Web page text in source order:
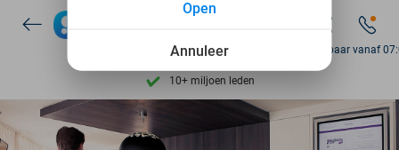
7 dagen per week beschikbaar
10+ miljoen leden
9,4 op basis van
Ontdek 15.000+ deals
7 dagen per week beschikbaar
Bereikbaar vanaf
Annuleer
Open